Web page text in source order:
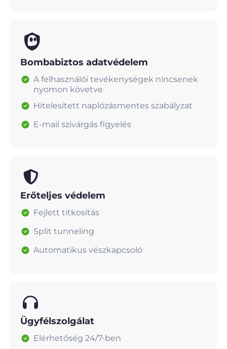
Bombabiztos adatvédelem
A felhasználói tevékenységek nincsenek
nyomon követve
Hitelesített naplózásmentes szabályzat
E-mail szivárgás figyelés
Erőteljes védelem
Fejlett titkosítás
Split tunneling
Automatikus vészkapcsoló
Ügyfélszolgálat
Elérhetőség 24/7-ben